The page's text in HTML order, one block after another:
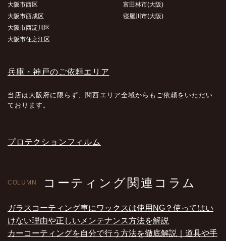
大阪市西区
大阪市西成区
大阪市西淀川区
大阪市住之江区
富田林市(大阪)
寝屋川市(大阪)
兵庫・神戸のご依頼エリア
当店は大阪府に限らず、関西エリア全域からもご依頼をいただい
ております。
プロテクションフィルム
COLUMN コーティング関連コラム
ガラスコーティング車にワックスは使用NG？使ってはい
けない理由や正しいメンテナンス方法を解説
カーコーティングを自分で行う方法を徹底解説｜道具や手